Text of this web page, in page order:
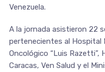
Venezuela.
A la jornada asistieron 22
pertenecientes al Hospital
Oncológico “Luis Razetti”,
Caracas, Ven Salud y el